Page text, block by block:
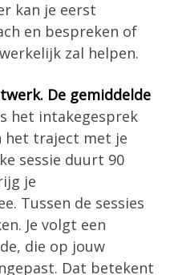
kan je eerst
en bespreken of
zal helpen.
De gemiddelde
het intakegesprek
het traject met je
sessie duurt 90
je
Tussen de sessies
Je volgt een
die op jouw
Dat betekent